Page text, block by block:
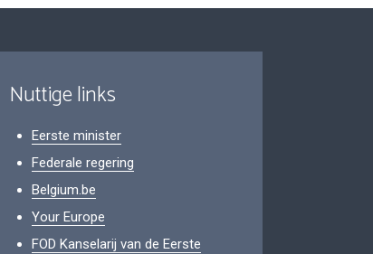
Nuttige links
Eerste minister
Federale regering
Belgium.be
Your Europe
FOD Kanselarij van de Eerste